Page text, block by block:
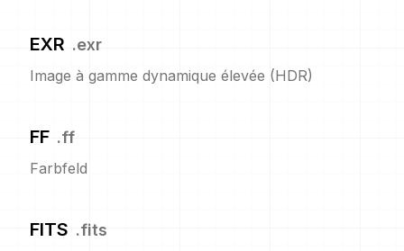
EXR .exr
Image à gamme dynamique élevée (HDR)
FF .ff
Farbfeld
FITS .fits